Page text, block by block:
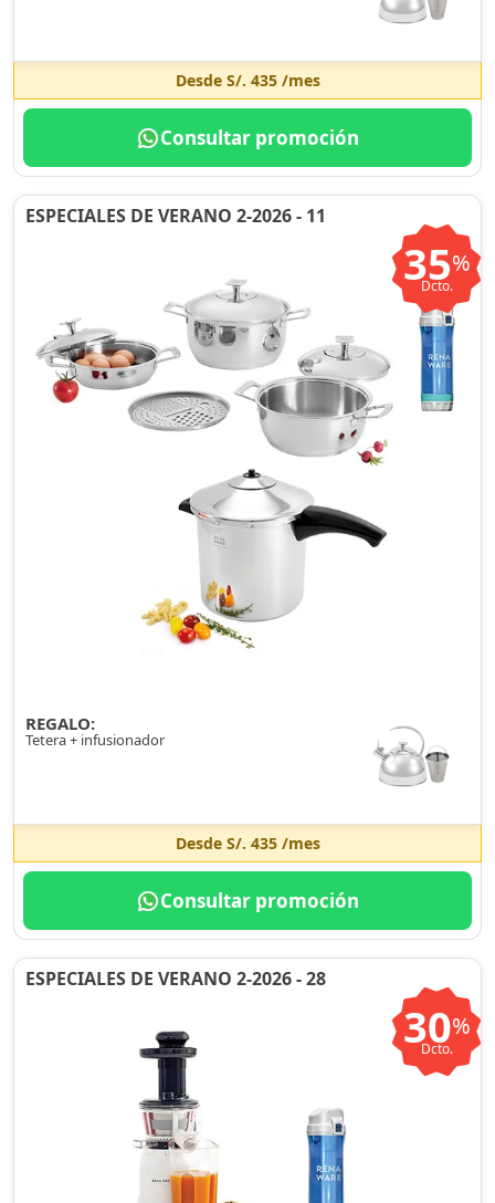
Desde S/. 435/mes
Consultar promoción
ESPECIALES DE VERANO 2-2026 - 11
35%
Dcto.
REGALO:
Tetera + infusionador
Desde S/. 435/mes
Consultar promoción
ESPECIALES DE VERANO 2-2026 - 28
30%
Dcto.